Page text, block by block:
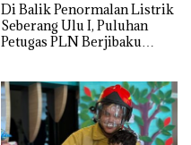
Di Balik Penormalan Listrik
Seberang Ulu I, Puluhan
Petugas PLN Berjibaku